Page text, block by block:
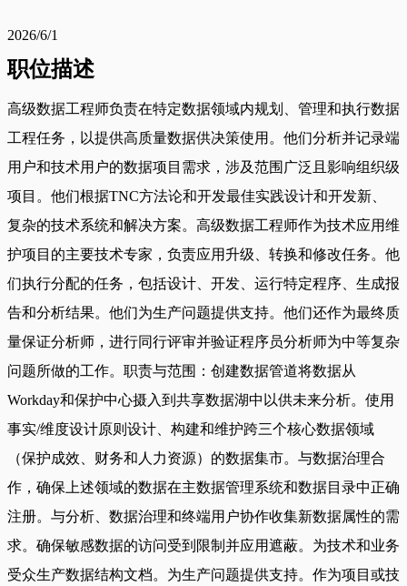
2026/6/1
职位描述
高级数据工程师负责在特定数据领域内规划、管理和执行数据
工程任务，以提供高质量数据供决策使用。他们分析并记录端
用户和技术用户的数据项目需求，涉及范围广泛且影响组织级
项目。他们根据TNC方法论和开发最佳实践设计和开发新、
复杂的技术系统和解决方案。高级数据工程师作为技术应用维
护项目的主要技术专家，负责应用升级、转换和修改任务。他
们执行分配的任务，包括设计、开发、运行特定程序、生成报
告和分析结果。他们为生产问题提供支持。他们还作为最终质
量保证分析师，进行同行评审并验证程序员分析师为中等复杂
问题所做的工作。职责与范围：创建数据管道将数据从
Workday和保护中心摄入到共享数据湖中以供未来分析。使用
事实/维度设计原则设计、构建和维护跨三个核心数据领域
（保护成效、财务和人力资源）的数据集市。与数据治理合
作，确保上述领域的数据在主数据管理系统和数据目录中正确
注册。与分析、数据治理和终端用户协作收集新数据属性的需
求。确保敏感数据的访问受到限制并应用遮蔽。为技术和业务
受众生产数据结构文档。为生产问题提供支持。作为项目或技